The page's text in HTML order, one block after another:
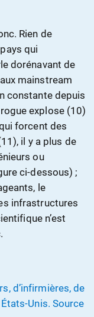
Rien de
qui
dorénavant de
mainstream
constante depuis
explose (10)
forcent des
il y a plus de
ou
ci-dessous) ;
le
infrastructures
n’est